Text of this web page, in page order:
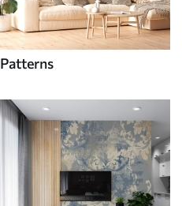
Patterns